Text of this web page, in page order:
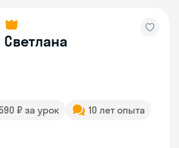
Светлана
₽ за урок
10 лет опыта